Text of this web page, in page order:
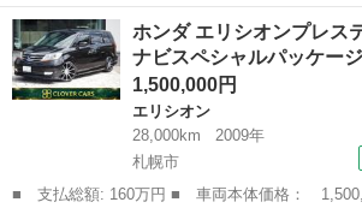
ステージ ●グレード Ｓ ●色 ブラック ●
㏄ ●走行距離 11.5万キロ 車検満タン
北海道 石狩市 麻生駅 エリシオン
ホンダ エリシオンプレス
ナビスペシャルパッケ
1,500,000円
エリシオン
28,000km
2009年
札幌市
■ 支払総額: 160万円 ■ 車両本体価格： 1,500,000 円 ■ メーカー